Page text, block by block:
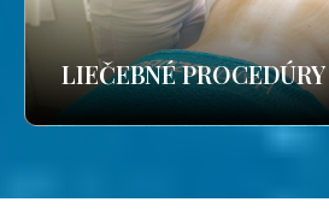
LIEČEBNÉ PROCEDÚRY